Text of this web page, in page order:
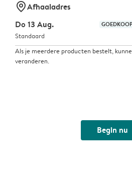
marker-pinAfhaaladres
Do 13 Aug.
Standaard
Als je meerdere producten bestelt,
veranderen.
Begin nu